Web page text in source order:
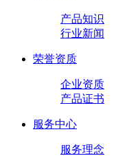
产品知识
行业新闻
荣誉资质
企业资质
产品证书
服务中心
服务理念